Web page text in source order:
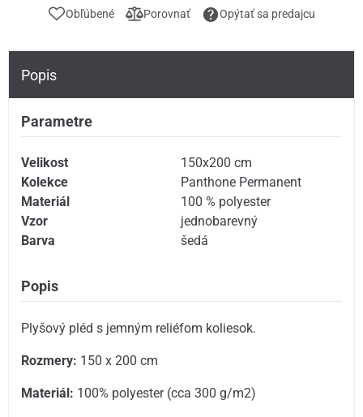
Obľúbené Porovnať Opýtať sa predajcu
Popis
Parametre
Velikost
150x200 cm
Kolekce
Panthone Permanent
Materiál
100 % polyester
Vzor
jednobarevný
Barva
šedá
Popis
Plyšový pléd s jemným reliéfom koliesok.
Rozmery: 150 x 200 cm
Materiál: 100% polyester (cca 300 g/m2)